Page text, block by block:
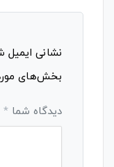
نشانی
بخش‌های
دیدگاه شما *